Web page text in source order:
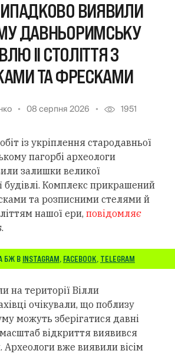
ВИЯВИЛИ
ДАВНЬОРИМСЬКУ
II СТОЛІТТЯ З
ТА ФРЕСКАМИ
08 серпня 2026 1951
із укріплення стародавньої
пагорбі археологи
залишки великої
будівлі. Комплекс прикрашений
та розписними стелями й
нашої ери, повідомляє
БЖ В INSTAGRAM, FACEBOOK, TELEGRAM
на території Вілли
очікували, що поблизу
можуть зберігатися давні
відкриття виявився
Археологи вже виявили вісім